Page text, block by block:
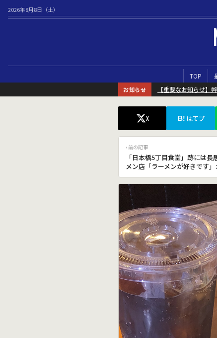
2026年8月8日（土）
TOP
お知らせ 【重要なお知らせ】
X B! はてブ
‹ 前の記事
「日本橋5丁目食堂」跡には長
メン店「ラーメンが好きです